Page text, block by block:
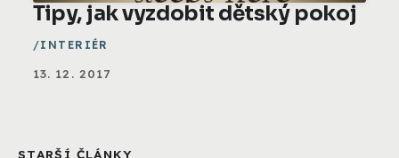
Tipy, jak vyzdobit dětský pokoj
INTERIÉR
13. 12. 2017
STARŠÍ ČLÁNKY